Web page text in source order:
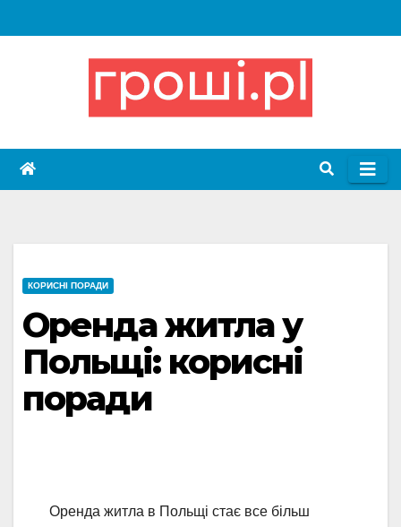
to
КОРИСНІ ПОРАДИ
Оренда житла у
Польщі: корисні
поради
Оренда житла в Польщі стає все більш